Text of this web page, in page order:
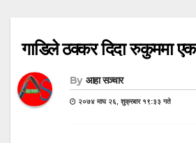
गाडिले ठक्कर दिदा रुकुममा
By आहा सञ्चार
२०७४ माघ २६, शुक्रबार १९:३३ गते